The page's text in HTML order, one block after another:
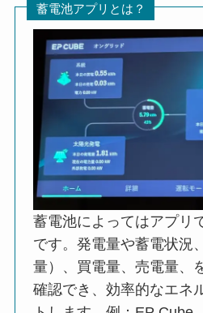
蓄電池アプリとは？
蓄電池によってはアプリ
です。発電量や蓄電状況
量）、買電量、売電量、
確認でき、効率的なエネ